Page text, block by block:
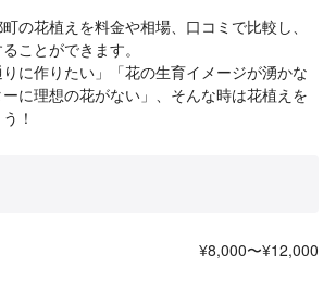
の花植えを料金や相場、口コミで比較し、
ことができます。
りに作りたい」「花の生育イメージが湧かな
に理想の花がない」、そんな時は花植えを
！
¥8,000〜¥12,000